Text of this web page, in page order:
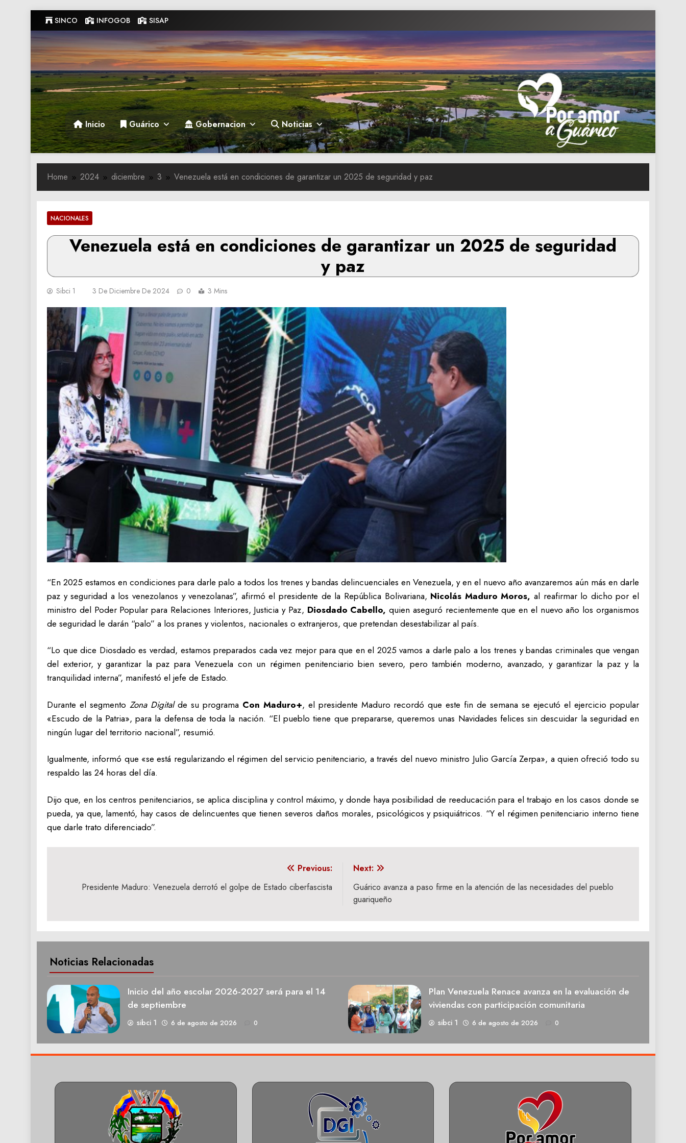
to
content
SINCO INFOGOB SISAP
Gobernacion de Guarico
Gobernacion de Guarico
Inicio Guárico Gobernacion Noticias
Home 2024 diciembre 3 Venezuela está en condiciones de garantizar un 2025 de seguridad y paz
NACIONALES
Venezuela está en condiciones de garantizar un 2025 de seguridad
y paz
Sibci 1 3 De Diciembre De 2024 0 3 Mins
“En 2025 estamos en condiciones para darle palo a todos los trenes y bandas delincuenciales en Venezuela, y en el nuevo año avanzaremos aún más en darle
paz y seguridad a los venezolanos y venezolanas”, afirmó el presidente de la República Bolivariana, Nicolás Maduro Moros, al reafirmar lo dicho por el
ministro del Poder Popular para Relaciones Interiores, Justicia y Paz, Diosdado Cabello, quien aseguró recientemente que en el nuevo año los organismos
de seguridad le darán “palo” a los pranes y violentos, nacionales o extranjeros, que pretendan desestabilizar al país.
“Lo que dice Diosdado es verdad, estamos preparados cada vez mejor para que en el 2025 vamos a darle palo a los trenes y bandas criminales que vengan
del exterior, y garantizar la paz para Venezuela con un régimen penitenciario bien severo, pero también moderno, avanzado, y garantizar la paz y la
tranquilidad interna”, manifestó el jefe de Estado.
Durante el segmento Zona Digitalde su programa Con Maduro+, el presidente Maduro recordó que este fin de semana se ejecutó el ejercicio popular
«Escudo de la Patria», para la defensa de toda la nación. “El pueblo tiene que prepararse, queremos unas Navidades felices sin descuidar la seguridad en
ningún lugar del territorio nacional”, resumió.
Igualmente, informó que «se está regularizando el régimen del servicio penitenciario, a través del nuevo ministro Julio García Zerpa», a quien ofreció todo su
respaldo las 24 horas del día.
Dijo que, en los centros penitenciarios, se aplica disciplina y control máximo, y donde haya posibilidad de reeducación para el trabajo en los casos donde se
pueda, ya que, lamentó, hay casos de delincuentes que tienen severos daños morales, psicológicos y psiquiátricos. “Y el régimen penitenciario interno tiene
que darle trato diferenciado”.
Previous:
Presidente Maduro: Venezuela derrotó el golpe de Estado ciberfascista
Next:
Guárico avanza a paso firme en la atención de las necesidades del pueblo
guariqueño
Noticias Relacionadas
Inicio del año escolar 2026-2027 será para el 14
de septiembre
sibci 1 6 de agosto de 2026 0
Plan Venezuela Renace avanza en la evaluación de
viviendas con participación comunitaria
sibci 1 6 de agosto de 2026 0